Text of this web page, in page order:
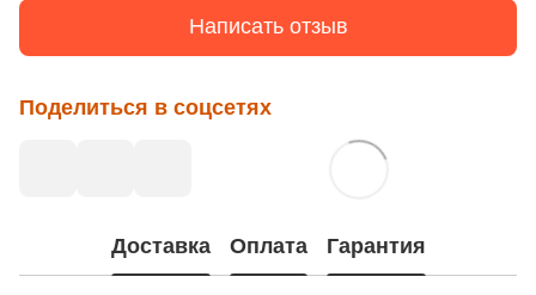
Написать отзыв
Поделиться в соцсетях
Доставка Оплата Гарантия